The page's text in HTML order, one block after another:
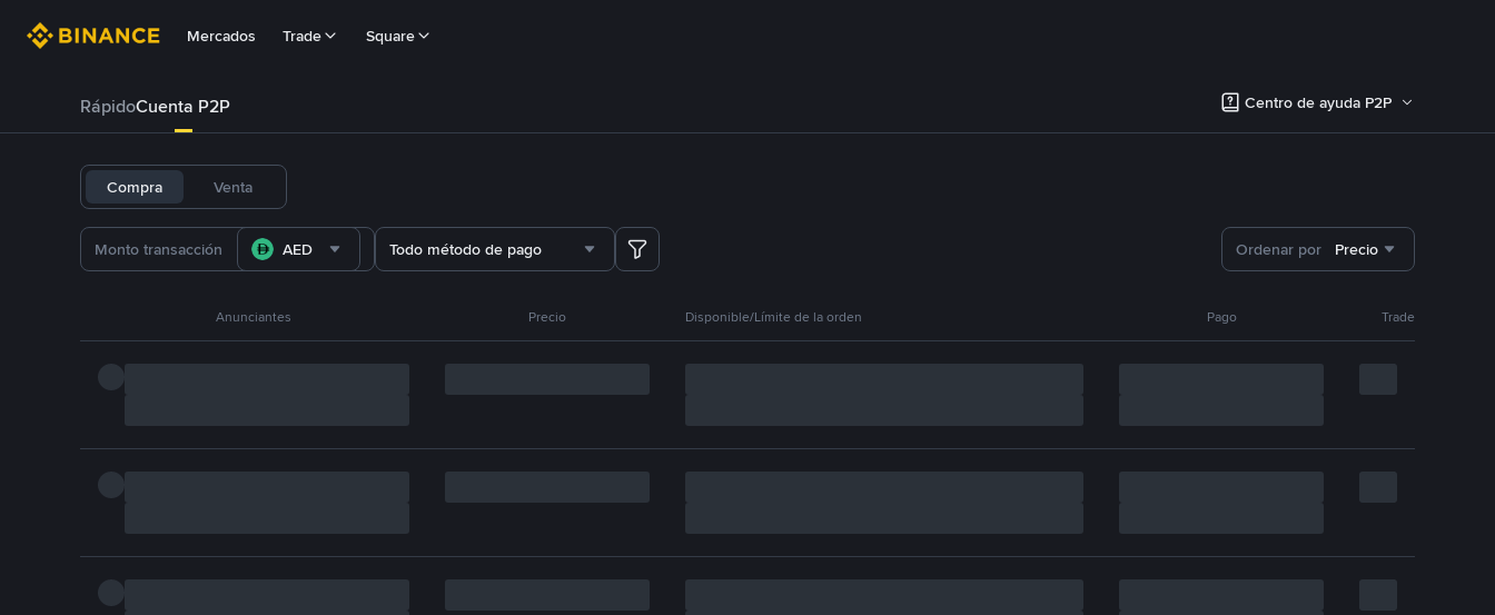
Mercados Trade Square
RápidoCuenta P2P Centro de ayuda P2P
Compra Venta
AED Todo método de pago Ordenar por Precio
Anunciantes Precio Disponible/Límite de la orden Pago Trade